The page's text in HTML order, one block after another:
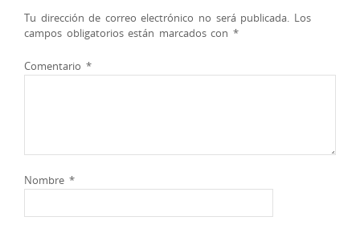
Tu dirección de correo electrónico no será publicada. Los
campos obligatorios están marcados con *
Comentario *
Nombre *